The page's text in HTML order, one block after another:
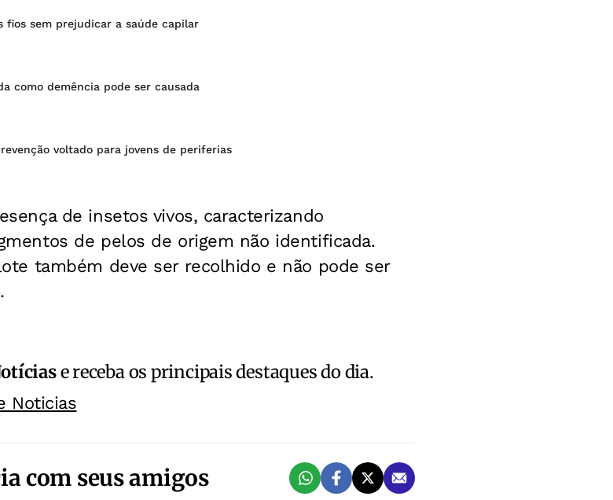
fios sem prejudicar a saúde capilar
como demência pode ser causada
voltado para jovens de periferias
de insetos vivos, caracterizando
de pelos de origem não identificada.
também deve ser recolhido e não pode ser
e receba os principais destaques do dia.
Noticias
com seus amigos